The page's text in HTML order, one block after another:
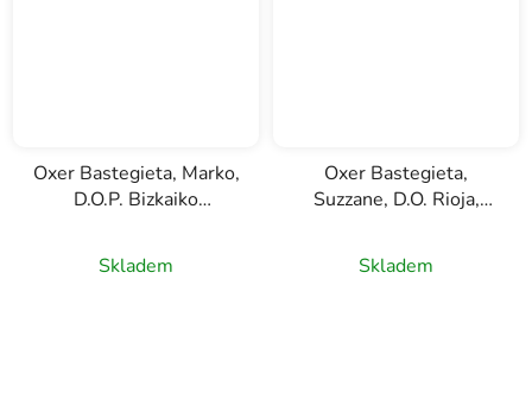
Oxer Bastegieta, Marko,
D.O.P. Bizkaiko
0,75l
Skladem
Oxer Bastegieta,
Suzzane, D.O. Rioja,
Skladem